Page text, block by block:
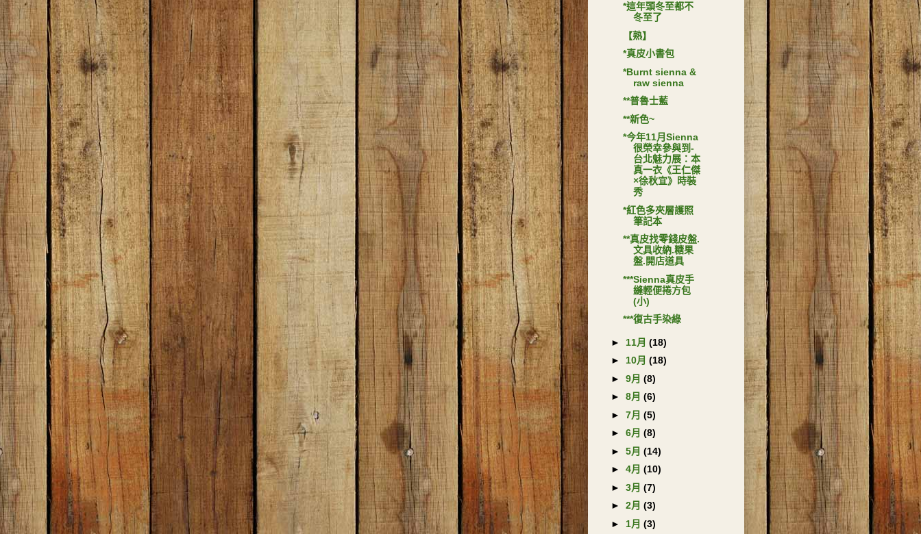
*這年頭冬至都不
冬至了
【熟】
*真皮小書包
*Burnt sienna &
raw sienna
**普魯士藍
**新色~
*今年11月Sienna
很榮幸參與到-
台北魅力展：本
真一衣《王仁傑
×徐秋宜》時裝
秀
*紅色多夾層護照
筆記本
**真皮找零錢皮盤.
文具收納.糖果
盤.開店道具
***Sienna真皮手
縫輕便捲方包
(小)
***復古手染綠
► 11月 (18)
► 10月 (18)
► 9月 (8)
► 8月 (6)
► 7月 (5)
► 6月 (8)
► 5月 (14)
► 4月 (10)
► 3月 (7)
► 2月 (3)
► 1月 (3)